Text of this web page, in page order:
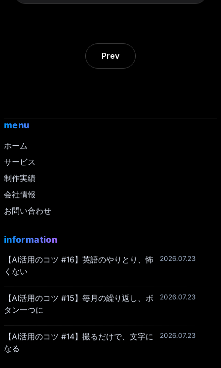
Prev
menu
ホーム
サービス
制作実績
会社情報
お問い合わせ
information
【AI活用のコツ #16】英語のやりとり、怖
くない
2026.07.23
【AI活用のコツ #15】毎月の繰り返し、ボ
タン一つに
2026.07.23
【AI活用のコツ #14】撮るだけで、文字に
なる
2026.07.23